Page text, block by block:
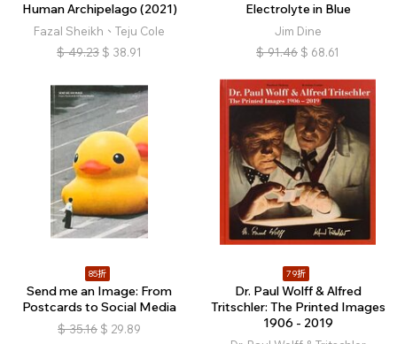
Human Archipelago (2021)
Fazal Sheikh、Teju Cole
$ 49.23 $ 38.91
Electrolyte in Blue
Jim Dine
$ 91.46 $ 68.61
85折
Send me an Image: From
Postcards to Social Media
$ 35.16 $ 29.89
79折
Dr. Paul Wolff & Alfred
Tritschler: The Printed Images
1906 - 2019